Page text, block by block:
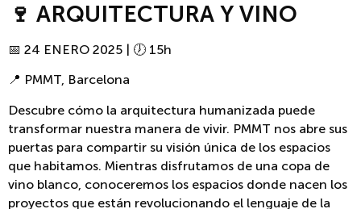
🍷 ARQUITECTURA Y VINO
📅 24 ENERO 2025 | 🕖 15h
📍 PMMT, Barcelona
Descubre cómo la arquitectura humanizada puede
transformar nuestra manera de vivir. PMMT nos abre sus
puertas para compartir su visión única de los espacios
que habitamos. Mientras disfrutamos de una copa de
vino blanco, conoceremos los espacios donde nacen los
proyectos que están revolucionando el lenguaje de la